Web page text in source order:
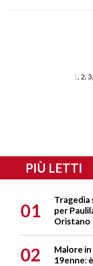
1 2 3
PIÙ LETTI
01
Tragedia
per
Oristano
02
Malore
19enne: